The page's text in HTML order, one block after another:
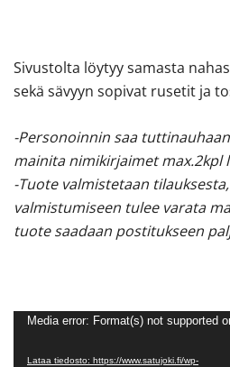
Sivustolta löytyy samasta
sekä sävyyn sopivat rusetit ja
-Personoinnin saa
mainita nimikirjaimet max.2kpl
-Tuote valmistetaan
valmistumiseen tulee varata
tuote saadaan postitukseen
Videotoistin
Media error: Format(s) not supported
Lataa tiedosto: https://www.satujoki.fi/wp-